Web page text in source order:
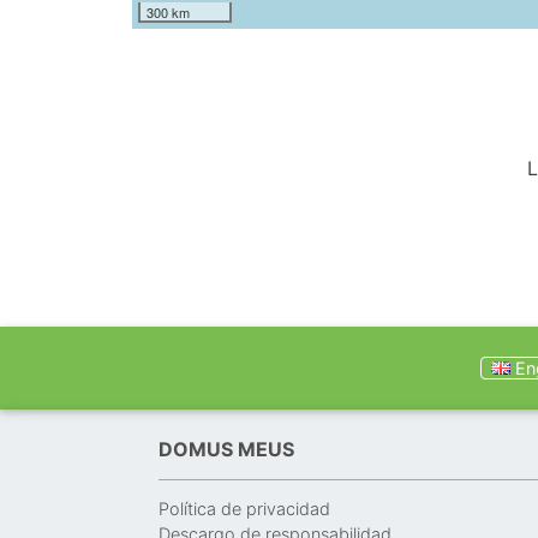
300 km
DOMUS MEUS
Política de privacidad
Descargo de responsabilidad